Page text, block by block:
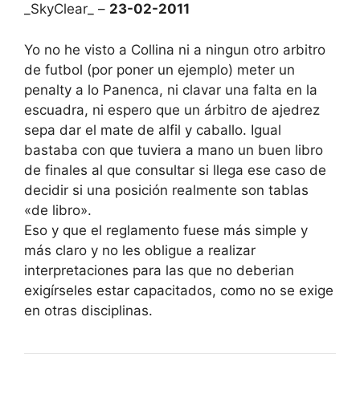
_SkyClear_ – 23-02-2011
Yo no he visto a Collina ni a ningun otro arbitro
de futbol (por poner un ejemplo) meter un
penalty a lo Panenca, ni clavar una falta en la
escuadra, ni espero que un árbitro de ajedrez
sepa dar el mate de alfil y caballo. Igual
bastaba con que tuviera a mano un buen libro
de finales al que consultar si llega ese caso de
decidir si una posición realmente son tablas
«de libro».
Eso y que el reglamento fuese más simple y
más claro y no les obligue a realizar
interpretaciones para las que no deberian
exigírseles estar capacitados, como no se exige
en otras disciplinas.